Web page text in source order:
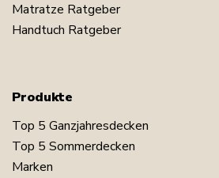
Matratze Ratgeber
Handtuch Ratgeber
Produkte
Top 5 Ganzjahresdecken
Top 5 Sommerdecken
Marken